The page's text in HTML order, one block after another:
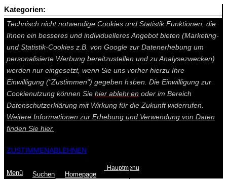
Auf dieser Seite werden technisch notwendige Cookies gesetzt.
Technisch nicht notwendige Cookies und Statistik Funktionen, die
Ihnen ein besseres und individuelleres Angebot bieten (Marketing-
und Statistik-Cookies z.B. von Google zur Datenerhebung um
personalisierte Werbung bereitzustellen und zu Analysezwecken)
werden nur eingesetzt, wenn Sie uns vorher hierzu Ihre
Einwilligung ("Zustimmen") gegeben haben. Die Einwilligung zur
Cookienutzung können Sie hier ablehnen oder im Bereich
Datenschutzerklärung mit Wirkung für die Zukunft widerrufen.
Weitere Informationen zur Erhebung und Verwendung von Daten
finden Sie hier.
ZUSTIMMENABLEHNEN
Menü Suchen Homepage
Hauptmenu
Kategorien: